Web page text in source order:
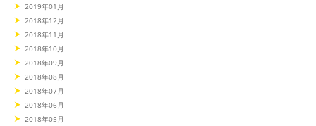
2019年01月
2018年12月
2018年11月
2018年10月
2018年09月
2018年08月
2018年07月
2018年06月
2018年05月